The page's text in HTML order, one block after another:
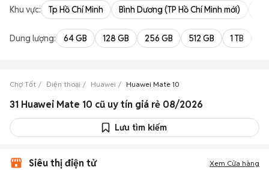
Khu vực: Tp Hồ Chí Minh Bình Dương (TP Hồ Chí Minh mới)
Dung lượng: 64 GB 128 GB 256 GB 512 GB 1 TB
Chợ Tốt Điện thoại Huawei Huawei Mate 10
31 Huawei Mate 10 cũ uy tín giá rẻ 08/2026
Lưu tìm kiếm
Siêu thị điện tử Xem Cửa hàng